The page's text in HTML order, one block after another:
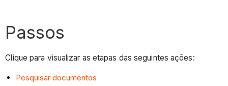
Passos
Clique para visualizar as etapas das seguintes ações:
Pesquisar documentos